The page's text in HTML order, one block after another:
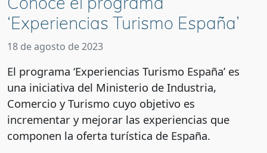
‘Experiencias Turismo España’
18 de agosto de 2023
El programa ‘Experiencias Turismo España’ es
una iniciativa del Ministerio de Industria,
Comercio y Turismo cuyo objetivo es
incrementar y mejorar las experiencias que
componen la oferta turística de España.